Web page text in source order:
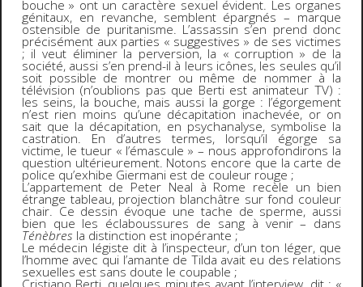
bouche » ont un caractère sexuel évident. Les organes
génitaux, en revanche, semblent épargnés – marque
ostensible de puritanisme. L’assassin s’en prend donc
précisément aux parties « suggestives » de ses victimes
; il veut éliminer la perversion, la « corruption » de la
société, aussi s’en prend-il à leurs icônes, les seules qu’il
soit possible de montrer ou même de nommer à la
télévision (n’oublions pas que Berti est animateur TV) :
les seins, la bouche, mais aussi la gorge : l’égorgement
n’est rien moins qu’une décapitation inachevée, or on
sait que la décapitation, en psychanalyse, symbolise la
castration. En d’autres termes, lorsqu’il égorge sa
victime, le tueur « l’émascule » – nous approfondirons la
question ultérieurement. Notons encore que la carte de
police qu’exhibe Giermani est de couleur rouge ;
L’appartement de Peter Neal à Rome recèle un bien
étrange tableau, projection blanchâtre sur fond couleur
chair. Ce dessin évoque une tache de sperme, aussi
bien que les éclaboussures de sang à venir – dans
Ténèbres la distinction est inopérante ;
Le médecin légiste dit à l’inspecteur, d’un ton léger, que
l’homme avec qui l’amante de Tilda avait eu des relations
sexuelles est sans doute le coupable ;